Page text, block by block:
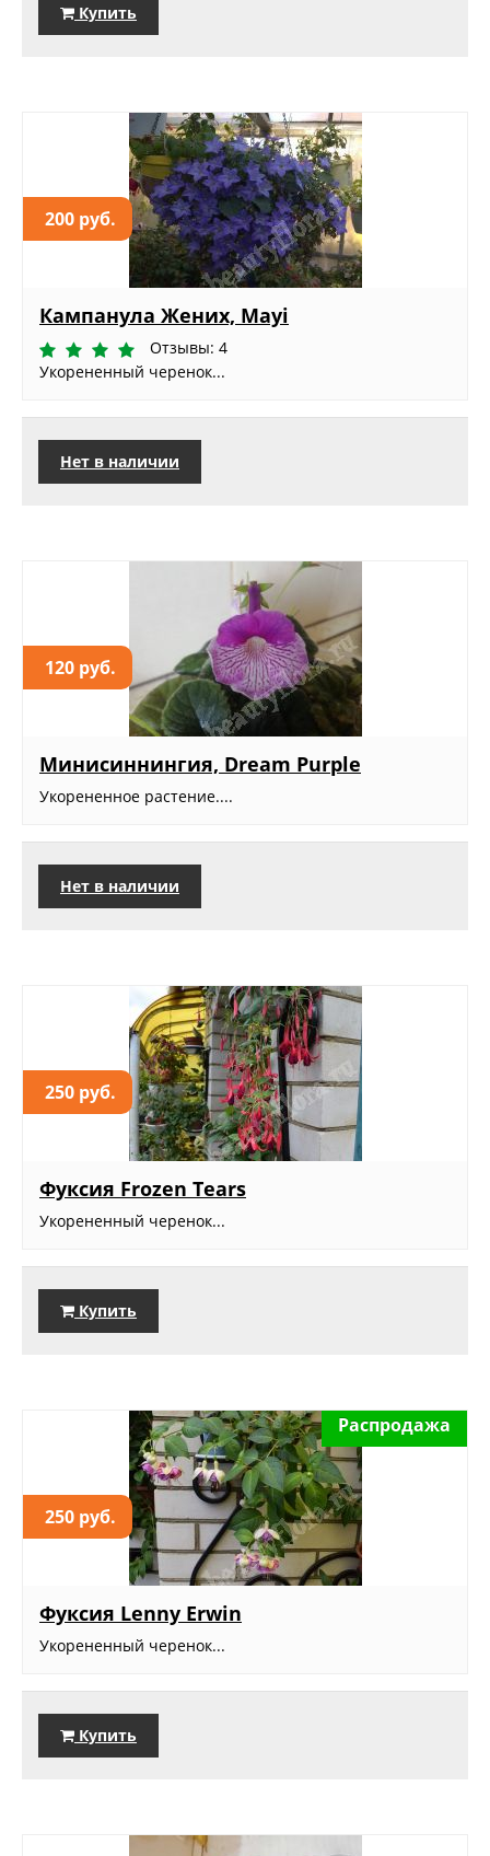
Купить
200 руб.
Кампанула Жених, Mayi
Отзывы: 4
Укорененный черенок...
Нет в наличии
120 руб.
Минисиннингия, Dream Purple
Укорененное растение....
Нет в наличии
250 руб.
Фуксия Frozen Tears
Укорененный черенок...
Купить
250 руб.
Распродажа
Фуксия Lenny Erwin
Укорененный черенок...
Купить